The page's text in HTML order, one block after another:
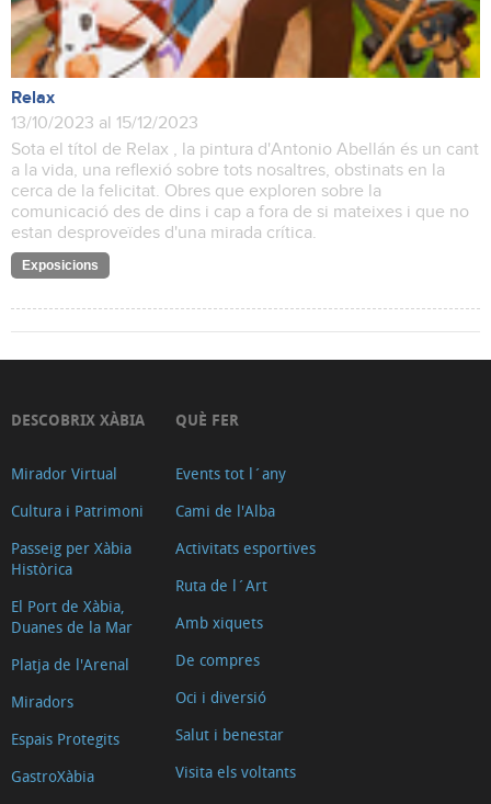
Relax
13/10/2023 al 15/12/2023
Sota el títol de Relax , la pintura d'Antonio Abellán és un cant
a la vida, una reflexió sobre tots nosaltres, obstinats en la
cerca de la felicitat. Obres que exploren sobre la
comunicació des de dins i cap a fora de si mateixes i que no
estan desproveïdes d'una mirada crítica.
Exposicions
DESCOBRIX XÀBIA
Mirador Virtual
Cultura i Patrimoni
Passeig per Xàbia
Històrica
El Port de Xàbia,
Duanes de la Mar
Platja de l'Arenal
Miradors
Espais Protegits
GastroXàbia
QUÈ FER
Events tot l´any
Cami de l'Alba
Activitats esportives
Ruta de l´Art
Amb xiquets
De compres
Oci i diversió
Salut i benestar
Visita els voltants